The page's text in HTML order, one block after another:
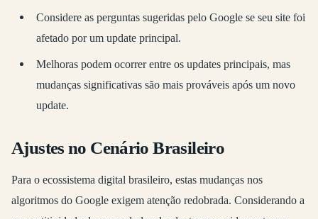
Considere as perguntas sugeridas pelo Google se seu site foi
afetado por um update principal.
Melhoras podem ocorrer entre os updates principais, mas
mudanças significativas são mais prováveis após um novo
update.
Ajustes no Cenário Brasileiro
Para o ecossistema digital brasileiro, estas mudanças nos
algoritmos do Google exigem atenção redobrada. Considerando a